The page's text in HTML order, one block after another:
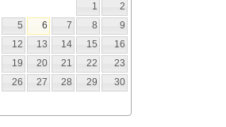
1
2
5 6 7 8
9
12 13 14 15
16
19 20 21 22
23
26 27 28 29
30